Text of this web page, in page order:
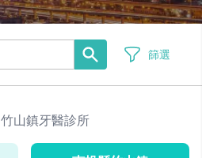
篩選
竹山鎮牙醫診所